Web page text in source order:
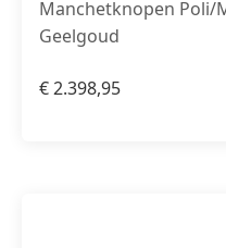
Manchetknopen Poli/
Geelgoud
€2.398,95